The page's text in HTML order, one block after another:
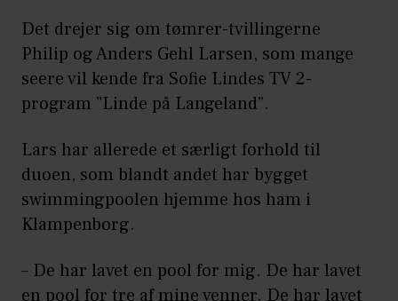
Det drejer sig om tømrer-tvillingerne
Philip og Anders Gehl Larsen, som mange
seere vil kende fra Sofie Lindes TV 2-
program ”Linde på Langeland”.
Lars har allerede et særligt forhold til
duoen, som blandt andet har bygget
swimmingpoolen hjemme hos ham i
Klampenborg.
– De har lavet en pool for mig. De har lavet
en pool for tre af mine venner. De har lavet